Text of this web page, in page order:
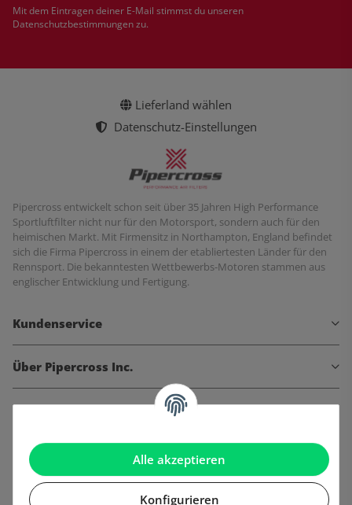
Alle akzeptieren
Konfigurieren
Mit dem Eintragen deiner E-Mail stimmst du unseren
Datenschutzbestimmungenzu.
Lieferland wählen
Datenschutz-Einstellungen
Pipercross entwickelt schon seit über 35 Jahren High Performance
Sportluftfilter nicht nur für den Motorsport, sondern auch für den
heimischen Markt. Mit Firmensitz in Northampton, England befindet
sich die Firma Pipercross in einem der etabliertesten Länder für den
Rennsport. Die bekanntesten Wettbewerbs-Motoren stammen aus
englischer Entwicklung und Fertigung.
Kundenservice
Über Pipercross Inc.
Informationen
Gesetzliche Informationen